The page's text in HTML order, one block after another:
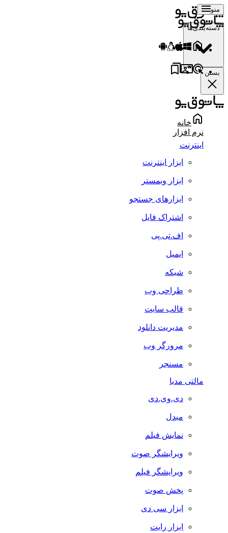
منو
دسته‌بندی‌ها
بستن
خانه
نرم افزار
اینترنت
ابزار اینترنت
ابزار وبمستر
ابزارهای جستجو
اشتراک فایل
اف.تی.پی
ایمیل
شبکه
طراحی وب
قالب سایت
مدیریت دانلود
مرورگر وب
مسنجر
مالتی مدیا
دی.وی.دی
مبدل
نمایش فیلم
ویرایشگر صوت
ویرایشگر فیلم
پخش صوت
ابزار سی دی
ابزار رایت